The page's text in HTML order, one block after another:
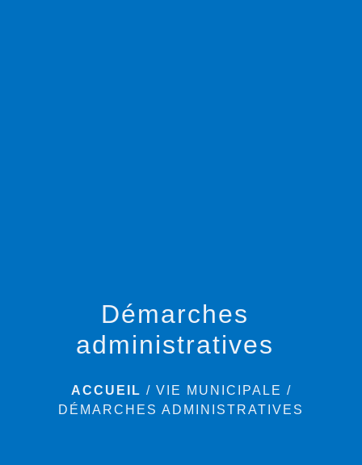
Démarches
administratives
ACCUEIL / VIE MUNICIPALE /
DÉMARCHES ADMINISTRATIVES